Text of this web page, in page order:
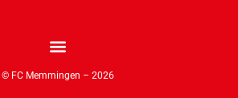
© FC Memmingen – 2026